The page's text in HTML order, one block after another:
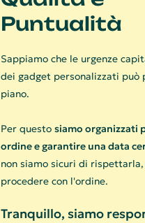
Puntualità
Sappiamo che le urgenze
dei gadget personalizzati può
piano.
Per questo siamo organizzati
ordine e garantire una data
non siamo sicuri di
procedere con l'ordine.
Tranquillo, siamo